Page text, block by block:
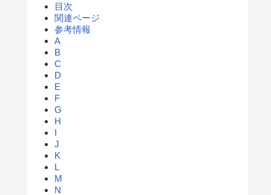
目次
関連ページ
参考情報
A
B
C
D
E
F
G
H
I
J
K
L
M
N